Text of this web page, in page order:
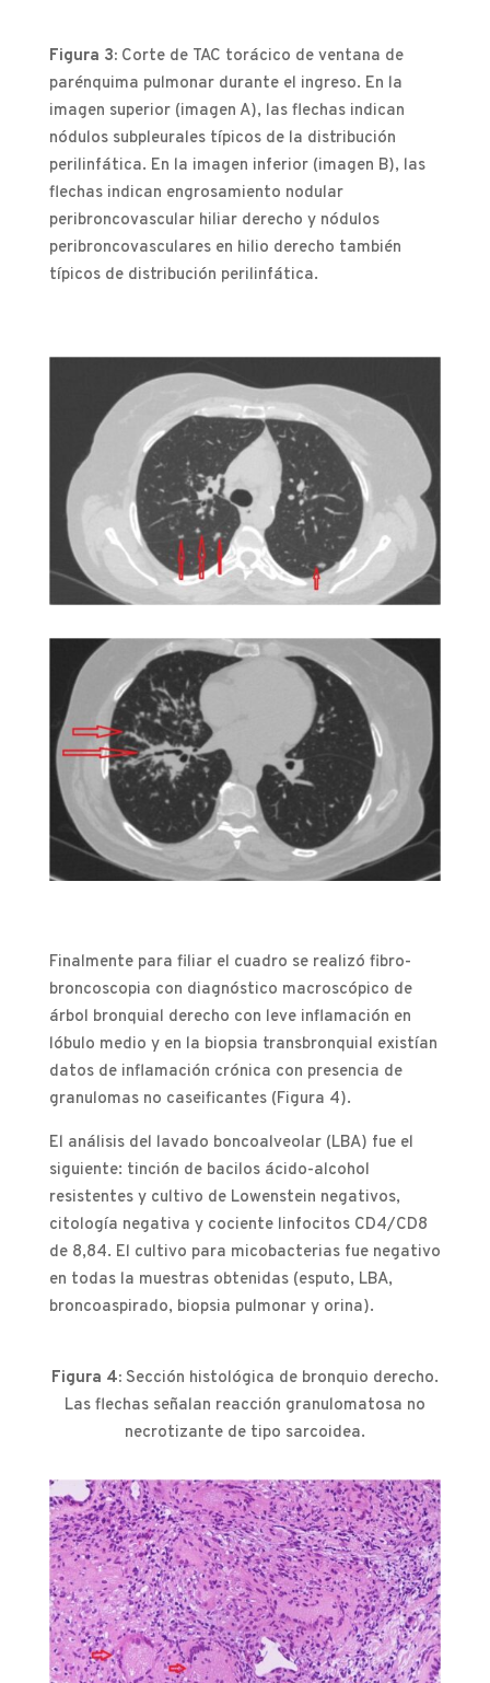
Figura 3:Corte de TAC torácico de ventana de
parénquima pulmonar durante el ingreso. En la
imagen superior (imagen A), las flechas indican
nódulos subpleurales típicos de la distribución
perilinfática. En la imagen inferior (imagen B), las
flechas indican engrosamiento nodular
peribroncovascular hiliar derecho y nódulos
peribroncovasculares en hilio derecho también
típicos de distribución perilinfática.
Finalmente para filiar el cuadro se realizó fibro-
broncoscopia con diagnóstico macroscópico de
árbol bronquial derecho con leve inflamación en
lóbulo medio y en la biopsia transbronquial existían
datos de inflamación crónica con presencia de
granulomas no caseificantes (Figura 4).
El análisis del lavado boncoalveolar (LBA) fue el
siguiente: tinción de bacilos ácido-alcohol
resistentes y cultivo de Lowenstein negativos,
citología negativa y cociente linfocitos CD4/CD8
de 8,84. El cultivo para micobacterias fue negativo
en todas la muestras obtenidas (esputo, LBA,
broncoaspirado, biopsia pulmonar y orina).
Figura 4: Sección histológica de bronquio derecho.
Las flechas señalan reacción granulomatosa no
necrotizante de tipo sarcoidea.